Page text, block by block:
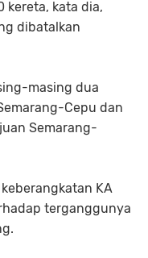
kereta, kata dia,
dibatalkan
masing dua
Cepu dan
Semarang-
KA
terganggunya